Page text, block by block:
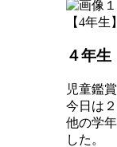
【4年生
４年
児童鑑
今日は
他の学
した。